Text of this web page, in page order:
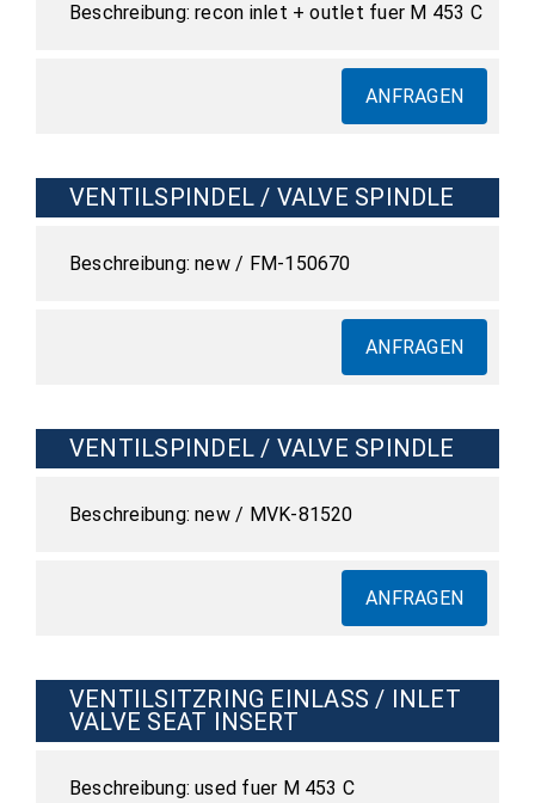
recon inlet + outlet fuer M 453 C
ANFRAGEN
VENTILSPINDEL / VALVE SPINDLE
new / FM-150670
ANFRAGEN
VENTILSPINDEL / VALVE SPINDLE
new / MVK-81520
ANFRAGEN
VENTILSITZRING EINLASS / INLET
VALVE SEAT INSERT
used fuer M 453 C